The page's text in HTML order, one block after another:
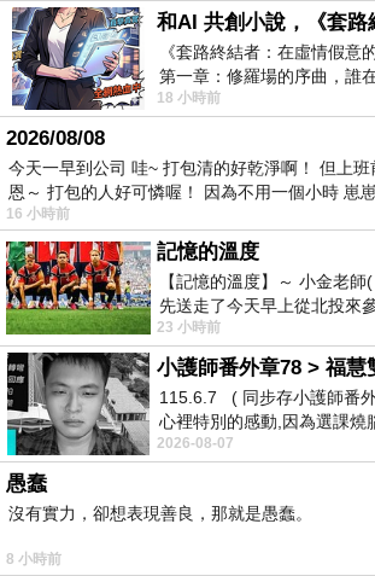
「教育投資可以提高個人所得」
的現象。但是教育對於個人的價值
立在「教育提高個人所得」的前
訴諸「教育可以豐富一個人的心靈
理的思索，擴充他實現生命意義
夠了。
從這一點來看，目前教育部對於高
管制，是非常不適當的。舉一個
有個人事業有成，但為了實現
（或彌補遺憾），希望進大學念
教育體制能給他多少機會？答案
除了參加聯考，正面迎戰那些「專
試機器」，爭取一個政府強力補貼
外，我們的教育體制沒有什麼市場
得自己夢想的教育機會。
《套路終結者：在虛情假意
第一章：修羅場的序曲，誰
卡爾頓酒店的總統套房內，燈
18 小時前
2026/08/08
今天一早到公司 哇~ 打包清的好乾淨啊！ 但上
恩～ 打包的人好可憐喔！ 因為不用一個小時 崽
16 小時前
記憶的溫度
【記憶的溫度】～ 小金老師
先送走了今天早上從北投來
以為展場已經差不多要安靜
23 小時前
115.6.7 ( 同步存小護師番
心裡特別的感動,因為選課燒
智課的她,特來傾
2026-08-07
愚蠢
沒有實力，卻想表現善良，那就是愚蠢。
8 小時前